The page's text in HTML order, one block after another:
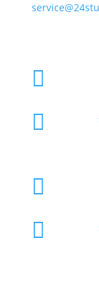



